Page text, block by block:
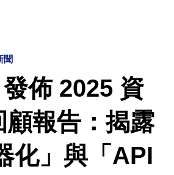
聞
佈 2025 資
顧報告：揭露
化」與「API